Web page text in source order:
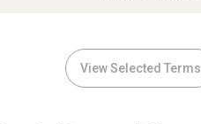
View Selected Terms